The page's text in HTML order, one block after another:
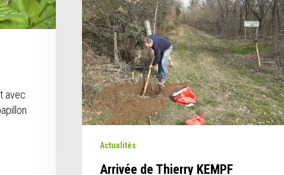
avec
KEMPF
Actualités
Arrivée de Thierry KEMPF